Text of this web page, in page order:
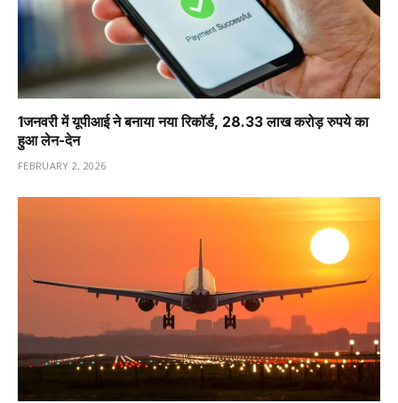
1️जनवरी में यूपीआई ने बनाया नया रिकॉर्ड, 28.33 लाख करोड़ रुपये का
हुआ लेन-देन
FEBRUARY 2, 2026